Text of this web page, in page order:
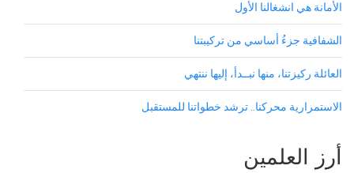
الأمانة هي انشغالنا الأول
الشفافية جزءُ أساسي من تركيبتنا
العائلة ركيزتنا، منها نبــدأ، إليها ننتهي
الاستمرارية محركنا.. ترشد خطواتنا للمستقبل
أرز العلمين